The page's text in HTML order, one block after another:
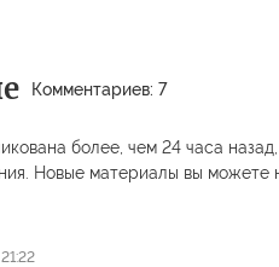
Комментариев: 7
более, чем 24 часа
Новые материалы вы можете